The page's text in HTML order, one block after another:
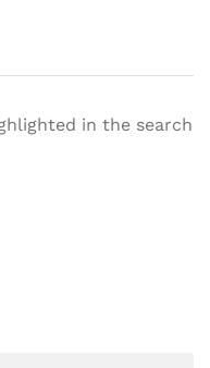
in the search